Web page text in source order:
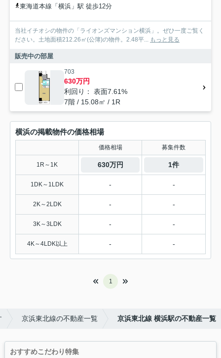
東海道本線「横浜」駅 徒歩12分
当社イチオシの物件の「ライオンズマンション横浜」。ぜひ一度ご覧く
ださい。土地面積212.26㎡(公簿)の物件。2.48平... もっと見る
販売中の部屋
703
630万円
利回り： 表面7.61%
7階 / 15.08㎡ / 1R
横浜の掲載物件の価格相場
価格相場 募集件数
1R～1K 630万円 1件
1DK～1LDK - -
2K～2LDK - -
3K～3LDK - -
4K～4LDK以上 - -
1
京浜東北線の不動産一覧 京浜東北線 横浜駅の不動産一覧
おすすめこだわり特集